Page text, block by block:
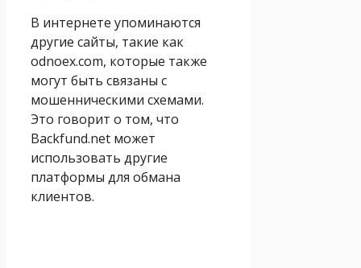
В интернете упоминаются
другие сайты, такие как
odnoex.com, которые также
могут быть связаны с
мошенническими схемами.
Это говорит о том, что
Backfund.net может
использовать другие
платформы для обмана
клиентов.